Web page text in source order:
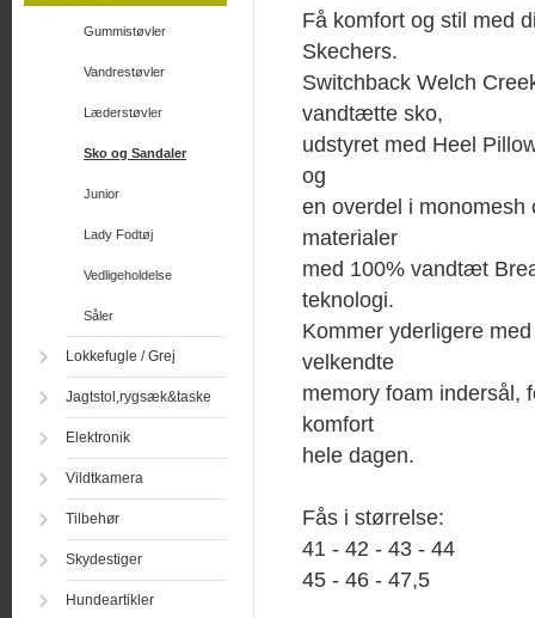
Gummistøvler
Vandrestøvler
Læderstøvler
Sko og Sandaler
Junior
Lady Fodtøj
Vedligeholdelse
Såler
Lokkefugle / Grej
Jagtstol,rygsæk&taske
Elektronik
Vildtkamera
Tilbehør
Skydestiger
Hundeartikler
Få komfort og stil med
Skechers.
Switchback Welch
vandtætte sko,
udstyret med Heel
og
en overdel i monomesh
materialer
med 100% vandtæt
teknologi.
Kommer yderligere
velkendte
memory foam indersål,
komfort
hele dagen.
Fås i størrelse:
41 - 42 - 43 - 44
45 - 46 - 47,5